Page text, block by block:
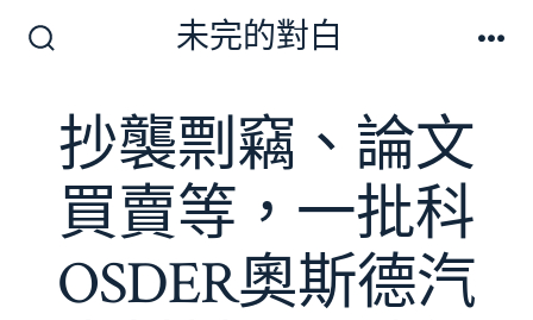
換
開
關
未完的對白
抄襲剽竊、論文
買賣等，一批科
OSDER奧斯德汽